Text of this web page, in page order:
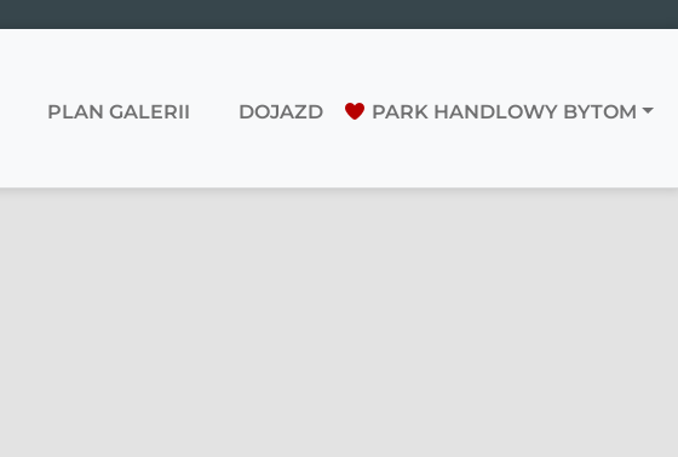
PLAN GALERII DOJAZD PARK HANDLOWY BYTOM